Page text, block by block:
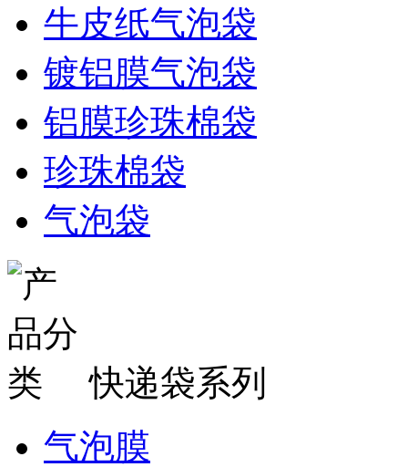
牛皮纸气泡袋
镀铝膜气泡袋
铝膜珍珠棉袋
珍珠棉袋
气泡袋
快递袋系列
气泡膜